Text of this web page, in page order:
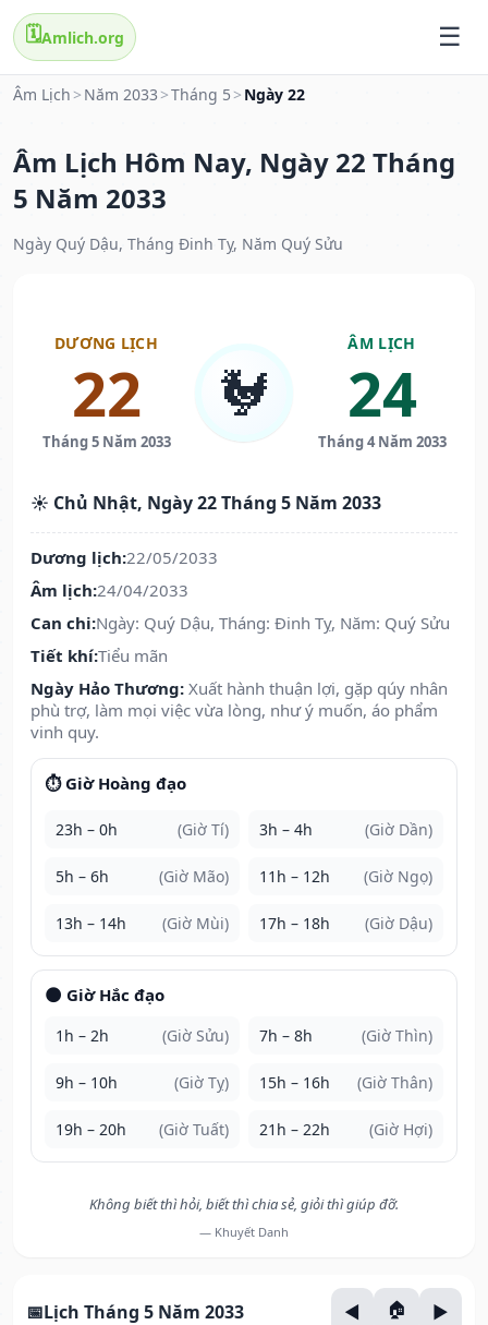
🗓️Amlich.org
Âm Lịch > Năm 2033 >Tháng 5 > Ngày 22
Âm Lịch Hôm Nay, Ngày 22 Tháng
5 Năm 2033
Ngày Quý Dậu, Tháng Đinh Tỵ, Năm Quý Sửu
DƯƠNG LỊCH
22
Tháng 5 Năm 2033
🐓
ÂM LỊCH
24
Tháng 4 Năm 2033
☀️ Chủ Nhật, Ngày 22 Tháng 5 Năm 2033
Dương lịch:22/05/2033
Âm lịch:24/04/2033
Can chi:Ngày: Quý Dậu, Tháng: Đinh Tỵ, Năm: Quý Sửu
Tiết khí:Tiểu mãn
Ngày Hảo Thương: Xuất hành thuận lợi, gặp qúy nhân
phù trợ, làm mọi việc vừa lòng, như ý muốn, áo phẩm
vinh quy.
⏱️ Giờ Hoàng đạo
23h – 0h (Giờ Tí) 3h – 4h (Giờ Dần)
5h – 6h (Giờ Mão) 11h – 12h (Giờ Ngọ)
13h – 14h (Giờ Mùi) 17h – 18h (Giờ Dậu)
🌑 Giờ Hắc đạo
1h – 2h (Giờ Sửu) 7h – 8h (Giờ Thìn)
9h – 10h (Giờ Tỵ) 15h – 16h (Giờ Thân)
19h – 20h (Giờ Tuất) 21h – 22h (Giờ Hợi)
Không biết thì hỏi, biết thì chia sẻ, giỏi thì giúp đỡ.
— Khuyết Danh
Lịch Tháng 5 Năm 2033